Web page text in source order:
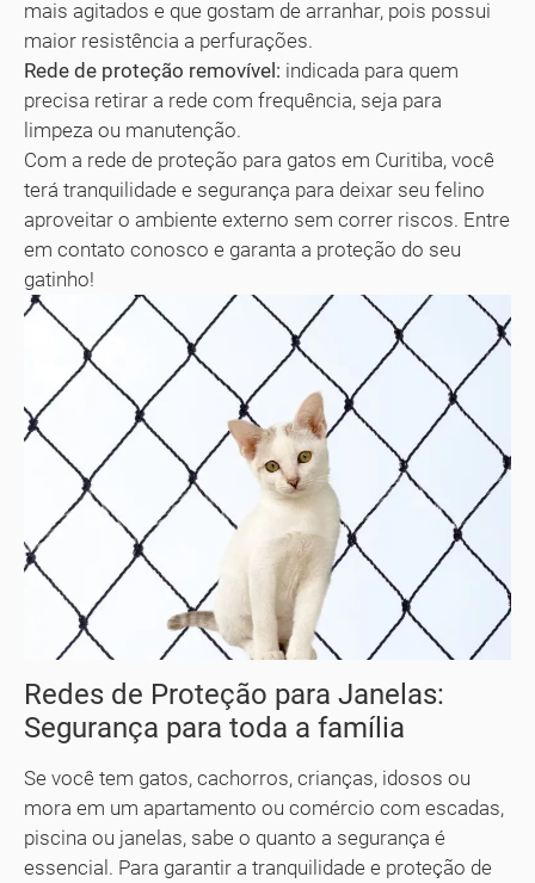
mais agitados e que gostam de arranhar, pois possui
maior resistência a perfurações.
Rede de proteção removível: indicada para quem
precisa retirar a rede com frequência, seja para
limpeza ou manutenção.
Com a rede de proteção para gatos em Curitiba, você
terá tranquilidade e segurança para deixar seu felino
aproveitar o ambiente externo sem correr riscos. Entre
em contato conosco e garanta a proteção do seu
gatinho!
Redes de Proteção para Janelas:
Segurança para toda a família
Se você tem gatos, cachorros, crianças, idosos ou
mora em um apartamento ou comércio com escadas,
piscina ou janelas, sabe o quanto a segurança é
essencial. Para garantir a tranquilidade e proteção de